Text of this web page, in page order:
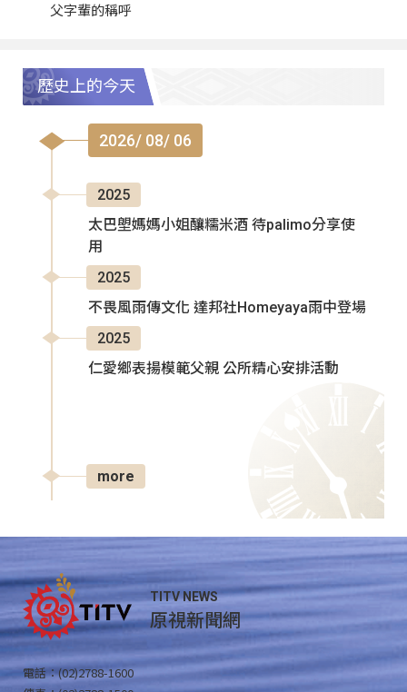
父字輩的稱呼
歷史上的今天
2026/ 08/ 06
2025
太巴塱媽媽小姐釀糯米酒 待palimo分享使
用
2025
不畏風雨傳文化 達邦社Homeyaya雨中登場
2025
仁愛鄉表揚模範父親 公所精心安排活動
more
TITV NEWS
原視新聞網
電話：(02)2788-1600